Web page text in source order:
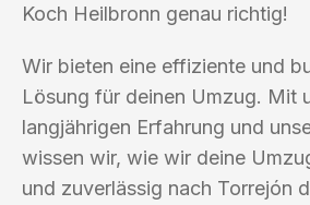
Koch Heilbronn genau richtig!
Wir bieten eine effiziente und
Lösung für deinen Umzug. Mit
langjährigen Erfahrung und
wissen wir, wie wir deine
und zuverlässig nach Torrejón